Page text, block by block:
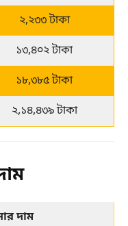
২,২৩৩ টাকা
১৩,৪০২ টাকা
১৮,৩৮৫ টাকা
২,১৪,৪৩৯ টাকা
দাম